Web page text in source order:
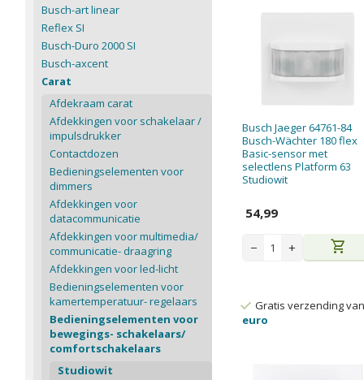
Busch Jaeger 64761-84
Busch-Wächter 180 flex
Basic-sensor met
selectlens Platform 63
Studiowit
54,99
− + shopping_cart
Gratis verzending
euro
Busch-art linear
Reflex SI
Busch-Duro 2000 SI
Busch-axcent
Carat
Afdekraam carat
Afdekkingen voor schakelaar /
impulsdrukker
Contactdozen
Bedieningselementen voor
dimmers
Afdekkingen voor
datacommunicatie
Afdekkingen voor multimedia/
communicatie- draagring
Afdekkingen voor led-licht
Bedieningselementen voor
kamertemperatuur- regelaars
Bedieningselementen voor
bewegings- schakelaars/
comfortschakelaars
Studiowit